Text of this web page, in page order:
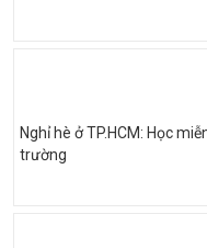
Nghỉ hè ở TP.HCM: Học
trường